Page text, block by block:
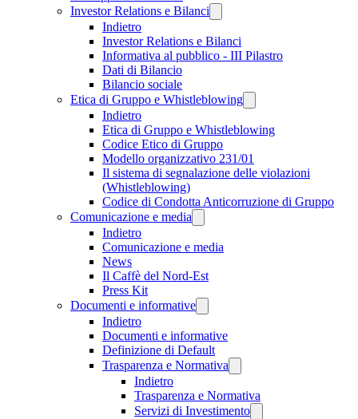
Investor Relations e Bilanci
Indietro
Investor Relations e Bilanci
Informativa al pubblico - III Pilastro
Dati di Bilancio
Bilancio sociale
Etica di Gruppo e Whistleblowing
Indietro
Etica di Gruppo e Whistleblowing
Codice Etico di Gruppo
Modello organizzativo 231/01
Il sistema di segnalazione delle violazioni
(Whistleblowing)
Codice di Condotta Anticorruzione di Gruppo
Comunicazione e media
Indietro
Comunicazione e media
News
Il Caffè del Nord-Est
Press Kit
Documenti e informative
Indietro
Documenti e informative
Definizione di Default
Trasparenza e Normativa
Indietro
Trasparenza e Normativa
Servizi di Investimento